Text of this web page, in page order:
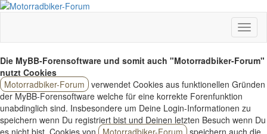
Die MyBB-Forensoftware und somit auch "Motorradbiker-Forum"
nutzt Cookies
Motorradbiker-Forum verwendet Cookies aus funktionellen Gründen
der MyBB-Forensoftware welche für eine korrekte Forenfunktion
unabdinglich sind. Insbesondere um Deine Login-Informationen zu
speichern wenn Du registriert bist und Deinen letzten Besuch wenn Du
es nicht bist. Cookies von
Motorradbiker-Forum speichern auch die